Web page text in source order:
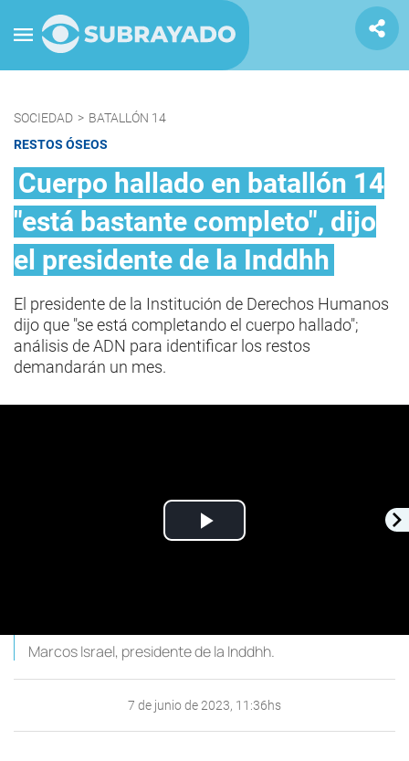
SOCIEDAD > BATALLÓN 14
RESTOS ÓSEOS
Cuerpo hallado en batallón 14
"está bastante completo", dijo
el presidente de la Inddhh
El presidente de la Institución de Derechos Humanos
dijo que "se está completando el cuerpo hallado";
análisis de ADN para identificar los restos
demandarán un mes.
Play
Marcos Israel, presidente de la Inddhh.
7 de junio de 2023, 11:36hs